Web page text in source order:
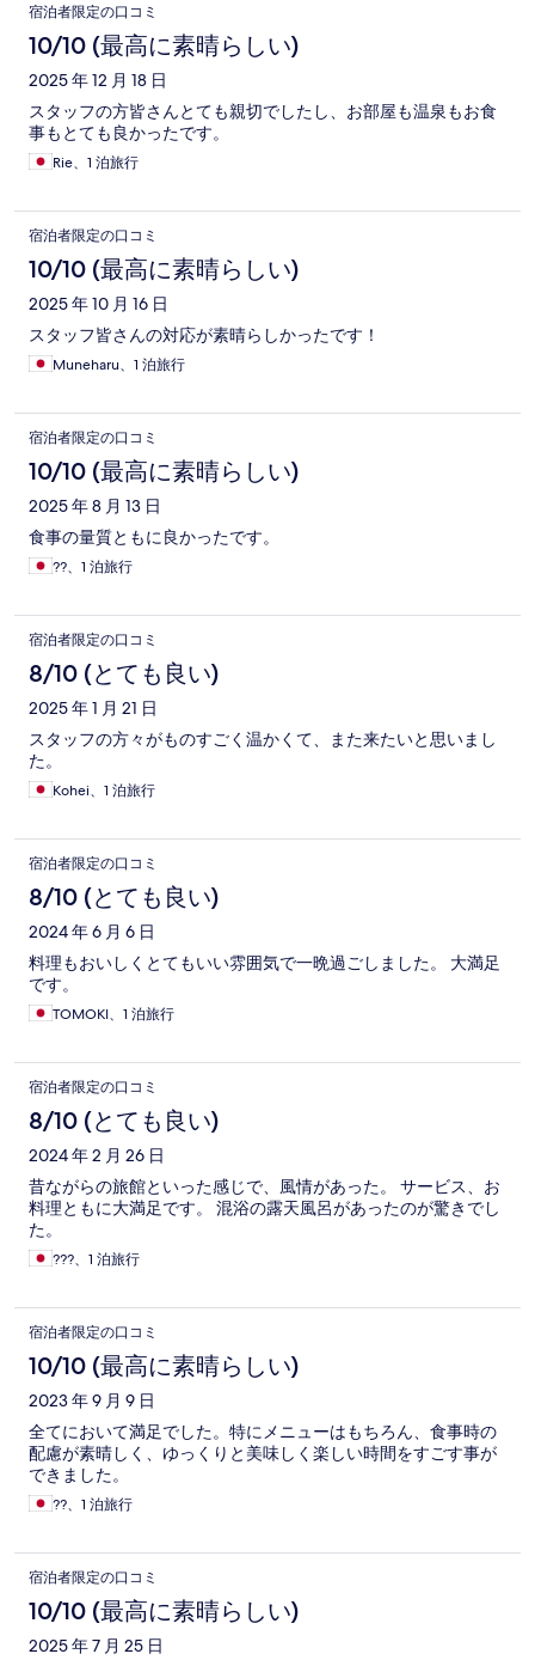
コ
ミ
宿泊者限定の口コミ
10/10 (最高に素晴らしい)
2025 年 12 月 18 日
スタッフの方皆さんとても親切でしたし、お部屋も温泉もお食
事もとても良かったです。
Rie、1 泊旅行
宿泊者限定の口コミ
10/10 (最高に素晴らしい)
2025 年 10 月 16 日
スタッフ皆さんの対応が素晴らしかったです！
Muneharu、1 泊旅行
宿泊者限定の口コミ
10/10 (最高に素晴らしい)
2025 年 8 月 13 日
食事の量質ともに良かったです。
??、1 泊旅行
宿泊者限定の口コミ
8/10 (とても良い)
2025 年 1 月 21 日
スタッフの方々がものすごく温かくて、また来たいと思いまし
た。
Kohei、1 泊旅行
宿泊者限定の口コミ
8/10 (とても良い)
2024 年 6 月 6 日
料理もおいしくとてもいい雰囲気で一晩過ごしました。 大満足
です。
TOMOKI、1 泊旅行
宿泊者限定の口コミ
8/10 (とても良い)
2024 年 2 月 26 日
昔ながらの旅館といった感じで、風情があった。 サービス、お
料理ともに大満足です。 混浴の露天風呂があったのが驚きでし
た。
???、1 泊旅行
宿泊者限定の口コミ
10/10 (最高に素晴らしい)
2023 年 9 月 9 日
全てにおいて満足でした。特にメニューはもちろん、食事時の
配慮が素晴しく、ゆっくりと美味しく楽しい時間をすごす事が
できました。
??、1 泊旅行
宿泊者限定の口コミ
10/10 (最高に素晴らしい)
2025 年 7 月 25 日